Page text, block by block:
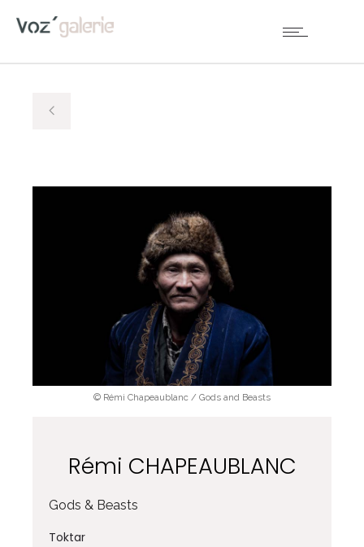
© Rémi Chapeaublanc / Gods and Beasts
Rémi CHAPEAUBLANC
Gods & Beasts
Toktar